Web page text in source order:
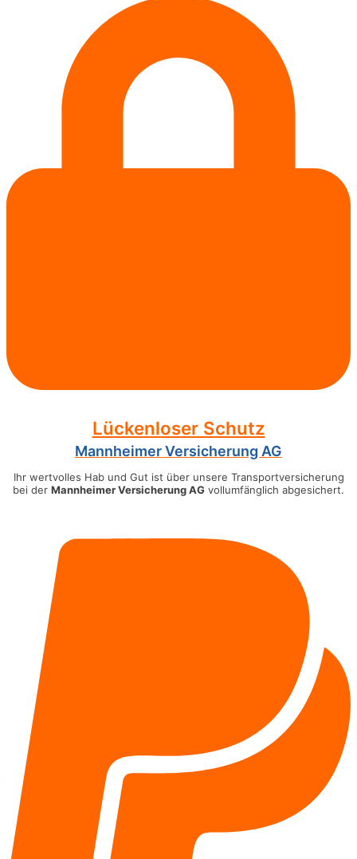
Lückenloser Schutz
Mannheimer Versicherung AG
Ihr wertvolles Hab und Gut ist über unsere Transportversicherung
bei der Mannheimer Versicherung AG vollumfänglich abgesichert.